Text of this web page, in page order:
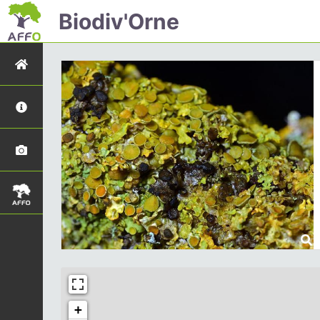
Biodiv'Orne
+